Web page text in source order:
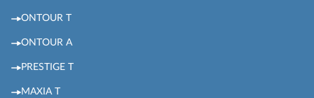
ONTOUR T
ONTOUR A
PRESTIGE T
MAXIA T